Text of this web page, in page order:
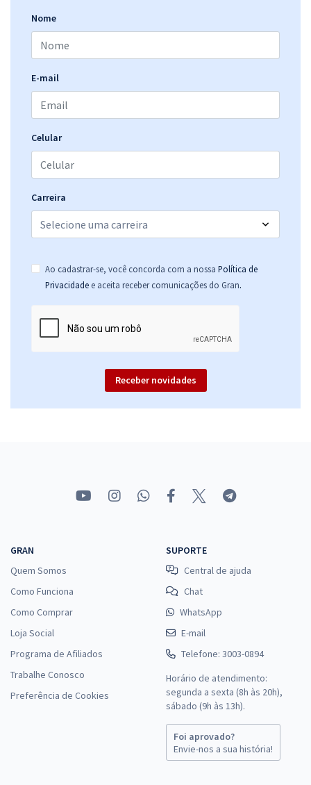
Nome
E-mail
Celular
Carreira
Ao cadastrar-se, você concorda com a nossa Política de
Privacidade e aceita receber comunicações do Gran.
Receber novidades
GRAN
Quem Somos
Como Funciona
Como Comprar
Loja Social
Programa de Afiliados
Trabalhe Conosco
Preferência de Cookies
SUPORTE
Central de ajuda
Chat
WhatsApp
E-mail
Telefone: 3003-0894
Horário de atendimento:
segunda a sexta (8h às 20h),
sábado (9h às 13h).
Foi aprovado?
Envie-nos a sua história!